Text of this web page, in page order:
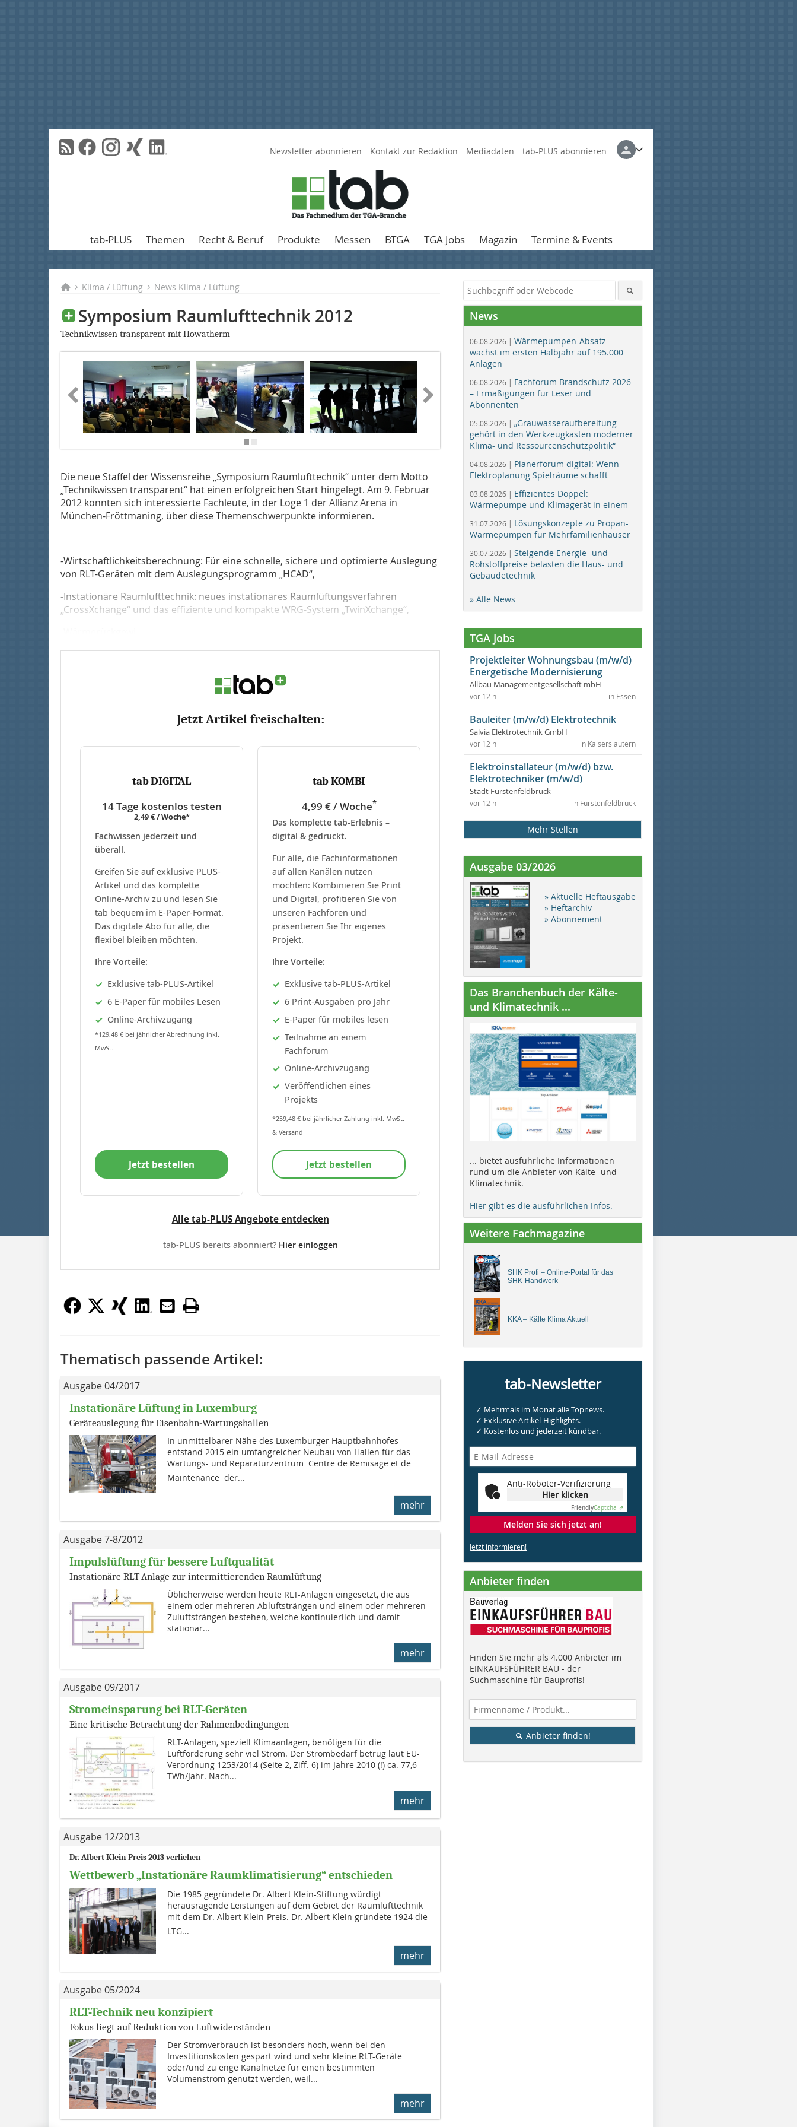
Newsletter abonnieren Kontakt zur Redaktion Mediadaten tab-PLUS abonnieren
tab-PLUS Themen Recht & Beruf Produkte Messen BTGA TGA Jobs Magazin Termine & Events
Klima / Lüftung News Klima / Lüftung
Symposium Raumlufttechnik 2012
Technikwissen transparent mit Howatherm
Die neue Staffel der Wissensreihe „Symposium Raumlufttechnik“ unter dem Motto
„Technikwissen transparent“ hat einen erfolgreichen Start hingelegt. Am 9. Februar
2012 konnten sich interessierte Fachleute, in der Loge 1 der Allianz Arena in
München-Fröttmaning, über diese Themenschwerpunkte informieren.
-Wirtschaftlichkeitsberechnung: Für eine schnelle, sichere und optimierte Auslegung
von RLT-Geräten mit dem Auslegungsprogramm „HCAD“,
-Instationäre Raumlufttechnik: neues instationäres Raumlüftungsverfahren
„CrossXchange“ und das effiziente und kompakte WRG-System „TwinXchange“,
Jetzt Artikel freischalten:
tab DIGITAL
14 Tage kostenlos testen
2,49 € / Woche*
Fachwissen jederzeit und
überall.
Greifen Sie auf exklusive PLUS-
Artikel und das komplette
Online-Archiv zu und lesen Sie
tab bequem im E-Paper-Format.
Das digitale Abo für alle, die
flexibel bleiben möchten.
Ihre Vorteile:
Exklusive tab-PLUS-Artikel
6 E-Paper für mobiles Lesen
Online-Archivzugang
*129,48 € bei jährlicher Abrechnung inkl.
MwSt.
Jetzt bestellen
tab KOMBI
4,99 € / Woche*
Das komplette tab-Erlebnis –
digital & gedruckt.
Für alle, die Fachinformationen
auf allen Kanälen nutzen
möchten: Kombinieren Sie Print
und Digital, profitieren Sie von
unseren Fachforen und
präsentieren Sie Ihr eigenes
Projekt.
Ihre Vorteile:
Exklusive tab-PLUS-Artikel
6 Print-Ausgaben pro Jahr
E-Paper für mobiles lesen
Teilnahme an einem
Fachforum
Online-Archivzugang
Veröffentlichen eines
Projekts
*259,48 € bei jährlicher Zahlung inkl. MwSt.
& Versand
Jetzt bestellen
Alle tab-PLUS Angebote entdecken
tab-PLUS bereits abonniert? Hier einloggen
Thematisch passende Artikel:
Ausgabe 04/2017
Instationäre Lüftung in Luxemburg
Geräteauslegung für Eisenbahn-Wartungshallen
In unmittelbarer Nähe des Luxemburger Hauptbahnhofes
entstand 2015 ein umfangreicher Neubau von Hallen für das
Wartungs- und Reparaturzentrum  Centre de Remisage et de
Maintenance  der...
mehr
Ausgabe 7-8/2012
Impulslüftung für bessere Luftqualität
Instationäre RLT-Anlage zur intermittierenden Raumlüftung
Üblicherweise werden heute RLT-Anlagen ein­ge­setzt, die aus
einem oder mehreren Abluft­strängen und einem oder mehreren
Zuluftsträn­gen bestehen, welche konti­nuier­lich und damit
stationär...
mehr
Ausgabe 09/2017
Stromeinsparung bei RLT-Geräten
Eine kritische Betrachtung der Rahmenbedingungen
RLT-Anlagen, speziell Klimaanlagen, benötigen für die
Luftförderung sehr viel Strom. Der Strombedarf betrug laut EU-
Verordnung 1253/2014 (Seite 2, Ziff. 6) im Jahre 2010 (!) ca. 77,6
TWh/Jahr. Nach...
mehr
Ausgabe 12/2013
Dr. Albert Klein-Preis 2013 verliehen
Wettbewerb „Instationäre Raumklimatisierung“ entschieden
Die 1985 gegründete Dr. Albert Klein-Stiftung würdigt
herausragende Leistungen auf dem Gebiet der Raumlufttechnik
mit dem Dr. Albert Klein-Preis. Dr. Albert Klein gründete 1924 die
LTG...
mehr
Ausgabe 05/2024
RLT-Technik neu konzipiert
Fokus liegt auf Reduktion von Luftwiderständen
Der Stromverbrauch ist besonders hoch, wenn bei den
Investitionskosten gespart wird und sehr kleine RLT-Geräte
oder/und zu enge Kanalnetze für einen bestimmten
Volumenstrom genutzt werden, weil...
mehr
News
06.08.2026 | Wärmepumpen-Absatz
wächst im ersten Halbjahr auf 195.000
Anlagen
06.08.2026 | Fachforum Brandschutz 2026
– Ermäßigungen für Leser und
Abonnenten
05.08.2026 | „Grauwasseraufbereitung
gehört in den Werkzeugkasten moderner
Klima- und Ressourcenschutzpolitik“
04.08.2026 | Planerforum digital: Wenn
Elektroplanung Spielräume schafft
03.08.2026 | Effizientes Doppel:
Wärmepumpe und Klimagerät in einem
31.07.2026 | Lösungskonzepte zu Propan-
Wärmepumpen für Mehrfamilienhäuser
30.07.2026 | Steigende Energie- und
Rohstoffpreise belasten die Haus- und
Gebäudetechnik
» Alle News
TGA Jobs
Projektleiter Wohnungsbau (m/w/d)
Energetische Modernisierung
Allbau Managementgesellschaft mbH
in Essen
vor 12 h
Bauleiter (m/w/d) Elektrotechnik
Salvia Elektrotechnik GmbH
in Kaiserslautern
vor 12 h
Elektroinstallateur (m/w/d) bzw.
Elektrotechniker (m/w/d)
Stadt Fürstenfeldbruck
in Fürstenfeldbruck
vor 12 h
Mehr Stellen
Ausgabe 03/2026
» Aktuelle Heftausgabe
» Heftarchiv
» Abonnement
Das Branchenbuch der Kälte-
und Klimatechnik ...
... bietet ausführliche Informationen
rund um die Anbieter von Kälte- und
Klimatechnik.
Hier gibt es die ausführlichen Infos.
Weitere Fachmagazine
SHK Profi – Online-Portal für das
SHK-Handwerk
KKA – Kälte Klima Aktuell
tab-Newsletter
✓ Mehrmals im Monat alle Topnews.
✓ Exklusive Artikel-Highlights.
✓ Kostenlos und jederzeit kündbar.
Anti-Roboter-Verifizierung
Hier klicken
FriendlyCaptcha ⇗
Melden Sie sich jetzt an!
Jetzt informieren!
Anbieter finden
Finden Sie mehr als 4.000 Anbieter im
EINKAUFSFÜHRER BAU - der
Suchmaschine für Bauprofis!
Anbieter finden!